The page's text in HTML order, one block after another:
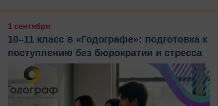
1 сентября
10–11 класс в «Годографе»: подготовка к
поступлению без бюрократии и стресса